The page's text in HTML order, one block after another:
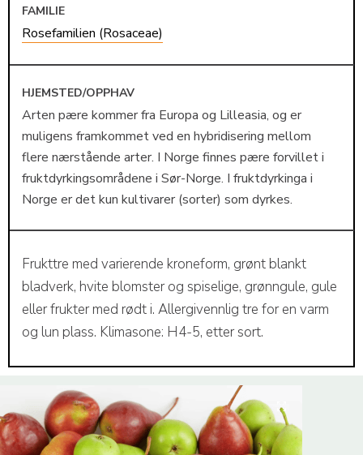
FAMILIE
Rosefamilien (Rosaceae)
HJEMSTED/OPPHAV
Arten pære kommer fra Europa og Lilleasia, og er
muligens framkommet ved en hybridisering mellom
flere nærstående arter. I Norge finnes pære forvillet i
fruktdyrkingsområdene i Sør-Norge. I fruktdyrkinga i
Norge er det kun kultivarer (sorter) som dyrkes.
Frukttre med varierende kroneform, grønt blankt
bladverk, hvite blomster og spiselige, grønngule, gule
eller frukter med rødt i. Allergivennlig tre for en varm
og lun plass. Klimasone: H4-5, etter sort.